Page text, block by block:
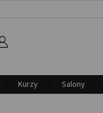
Kurzy
Salony